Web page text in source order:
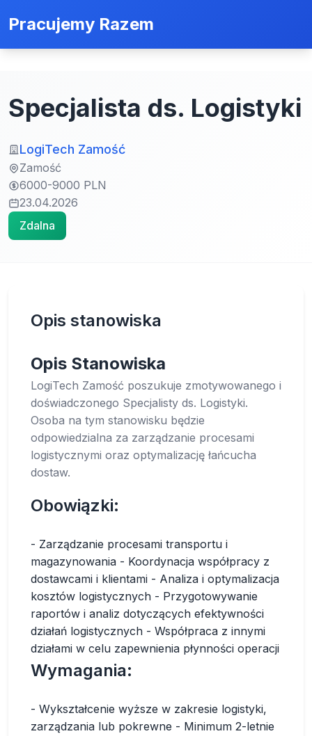
Pracujemy Razem
Specjalista ds. Logistyki
LogiTech Zamość
Zamość
6000-9000 PLN
23.04.2026
Zdalna
Opis stanowiska
Opis Stanowiska
LogiTech Zamość poszukuje zmotywowanego i
doświadczonego Specjalisty ds. Logistyki.
Osoba na tym stanowisku będzie
odpowiedzialna za zarządzanie procesami
logistycznymi oraz optymalizację łańcucha
dostaw.
Obowiązki:
- Zarządzanie procesami transportu i
magazynowania - Koordynacja współpracy z
dostawcami i klientami - Analiza i optymalizacja
kosztów logistycznych - Przygotowywanie
raportów i analiz dotyczących efektywności
działań logistycznych - Współpraca z innymi
działami w celu zapewnienia płynności operacji
Wymagania:
- Wykształcenie wyższe w zakresie logistyki,
zarządzania lub pokrewne - Minimum 2-letnie